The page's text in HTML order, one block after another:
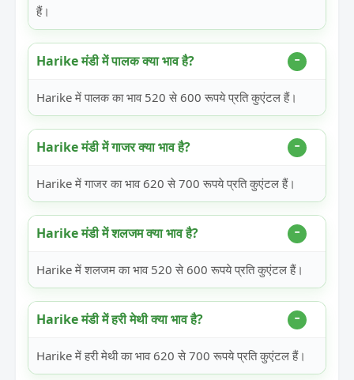
हैं।
Harike मंडी में पालक क्या भाव है?
Harike में पालक का भाव 520 से 600 रूपये प्रति कुएंटल हैं।
Harike मंडी में गाजर क्या भाव है?
Harike में गाजर का भाव 620 से 700 रूपये प्रति कुएंटल हैं।
Harike मंडी में शलजम क्या भाव है?
Harike में शलजम का भाव 520 से 600 रूपये प्रति कुएंटल हैं।
Harike मंडी में हरी मेथी क्या भाव है?
Harike में हरी मेथी का भाव 620 से 700 रूपये प्रति कुएंटल हैं।